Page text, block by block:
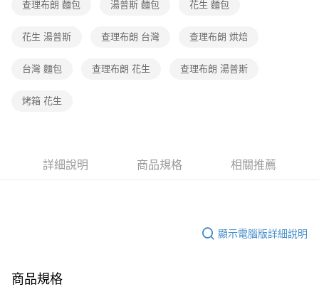
查理布朗 麵包 湯普斯 麵包 花生 麵包
花生 湯普斯 查理布朗 台灣 查理布朗 烘焙
台灣 麵包 查理布朗 花生 查理布朗 湯普斯
烤箱 花生
詳細說明 商品規格 相關推薦
顯示電腦版詳細說明
商品規格